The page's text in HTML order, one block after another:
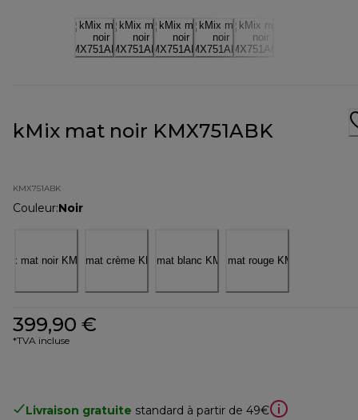
kMix mat noir KMX751ABK
KMX751ABK
Couleur:Noir
399,90 €
*TVA incluse
Livraison gratuite standard à partir de 49€